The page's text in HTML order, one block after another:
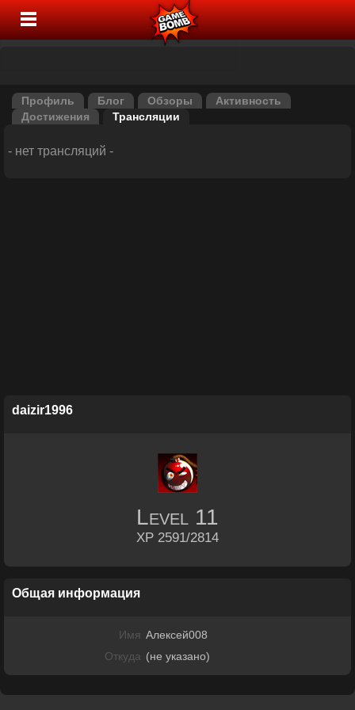
Профиль Блог Обзоры
Активность
Достижения
Трансляции
- нет трансляций -
daizir1996
Level 11
XP 2591/2814
Общая информация
Имя Алексей008
Откуда (не указано)